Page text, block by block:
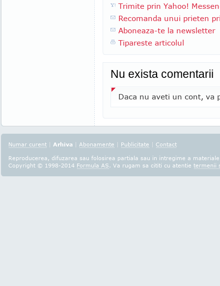
Trimite prin Yahoo!
Recomanda unui prieten
Aboneaza-te la newsletter
Tipareste articolul
Nu exista comentarii
Daca nu aveti un cont, va
Numar curent | Arhiva | Abonamente | Publicitate | Contact
Reproducerea, difuzarea sau folosirea partiala sau in intregime a
Copyright © 1998-2014 Formula AS. Va rugam sa cititi cu atentie termenii